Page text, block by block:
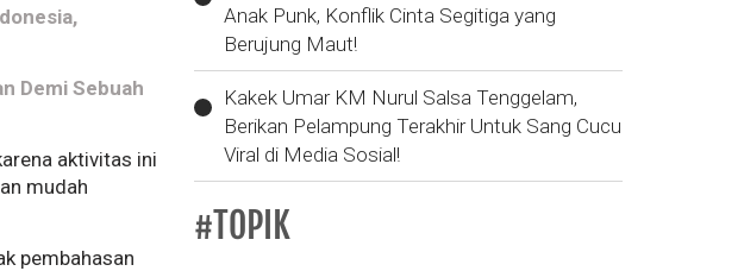
Demi Sebuah
aktivitas ini
mudah
pembahasan
Anak Punk, Konflik Cinta Segitiga yang
Berujung Maut!
Kakek Umar KM Nurul Salsa Tenggelam,
Berikan Pelampung Terakhir Untuk Sang Cucu
Viral di Media Sosial!
#TOPIK